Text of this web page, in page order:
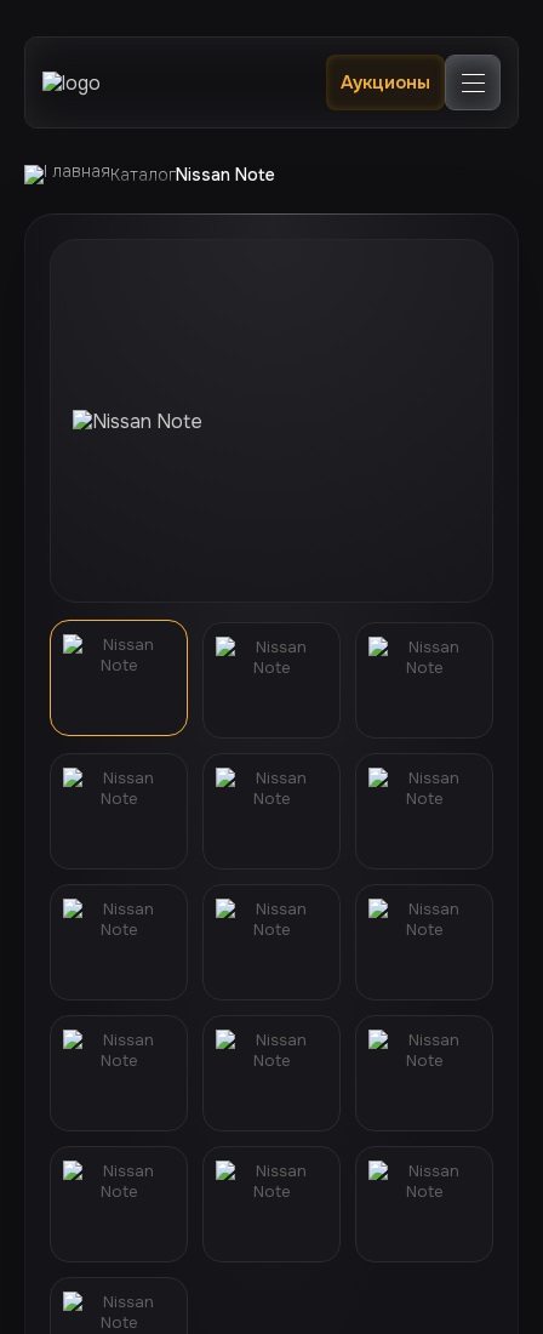
Главная
Каталог
Клиентам
Отслеживание
Контакты
Аукционы
КаталогNissan Note